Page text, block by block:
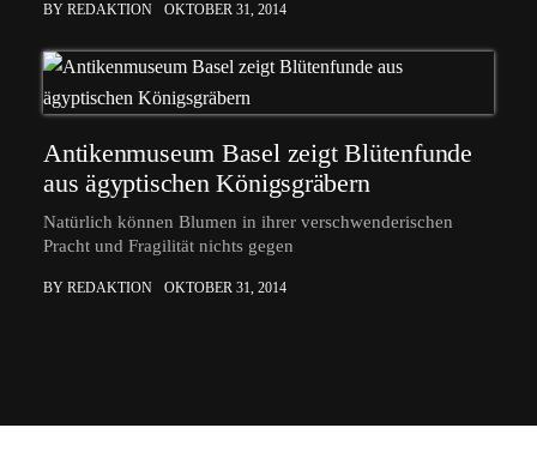
BY REDAKTION OKTOBER 31, 2014
Antikenmuseum Basel zeigt Blütenfunde
aus ägyptischen Königsgräbern
Natürlich können Blumen in ihrer verschwenderischen
Pracht und Fragilität nichts gegen
BY REDAKTION OKTOBER 31, 2014